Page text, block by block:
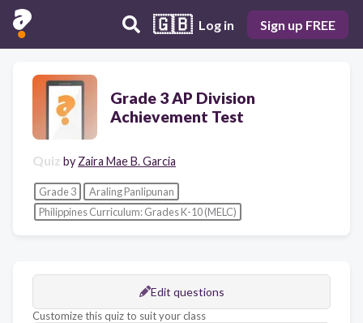
🇬🇧 Log in Sign up FREE
Grade 3 AP Division
Achievement Test
Quiz by Zaira Mae B. Garcia
Grade 3
Araling Panlipunan
Philippines Curriculum: Grades K-10 (MELC)
Edit questions
Customize this quiz to suit your class